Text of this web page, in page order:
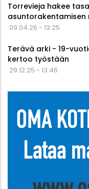
Torrevieja hakee
asuntorakentamisen
09.04.26 - 13:25
Terävä arki - 19-
kertoo työstään
29.12.25 - 13:46